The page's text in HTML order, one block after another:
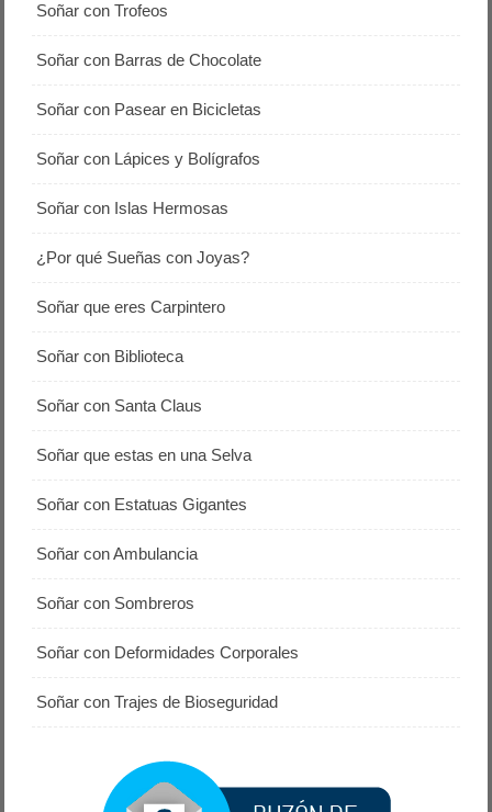
Soñar con Trofeos
Soñar con Barras de Chocolate
Soñar con Pasear en Bicicletas
Soñar con Lápices y Bolígrafos
Soñar con Islas Hermosas
¿Por qué Sueñas con Joyas?
Soñar que eres Carpintero
Soñar con Biblioteca
Soñar con Santa Claus
Soñar que estas en una Selva
Soñar con Estatuas Gigantes
Soñar con Ambulancia
Soñar con Sombreros
Soñar con Deformidades Corporales
Soñar con Trajes de Bioseguridad